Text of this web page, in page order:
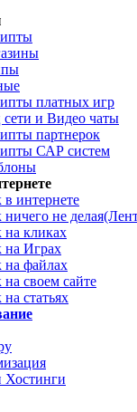
платных игр
и Видео чаты
партнерок
САР систем
в интернете
ничего не
на кликах
на Играх
на файлах
на своем сайте
на статьях